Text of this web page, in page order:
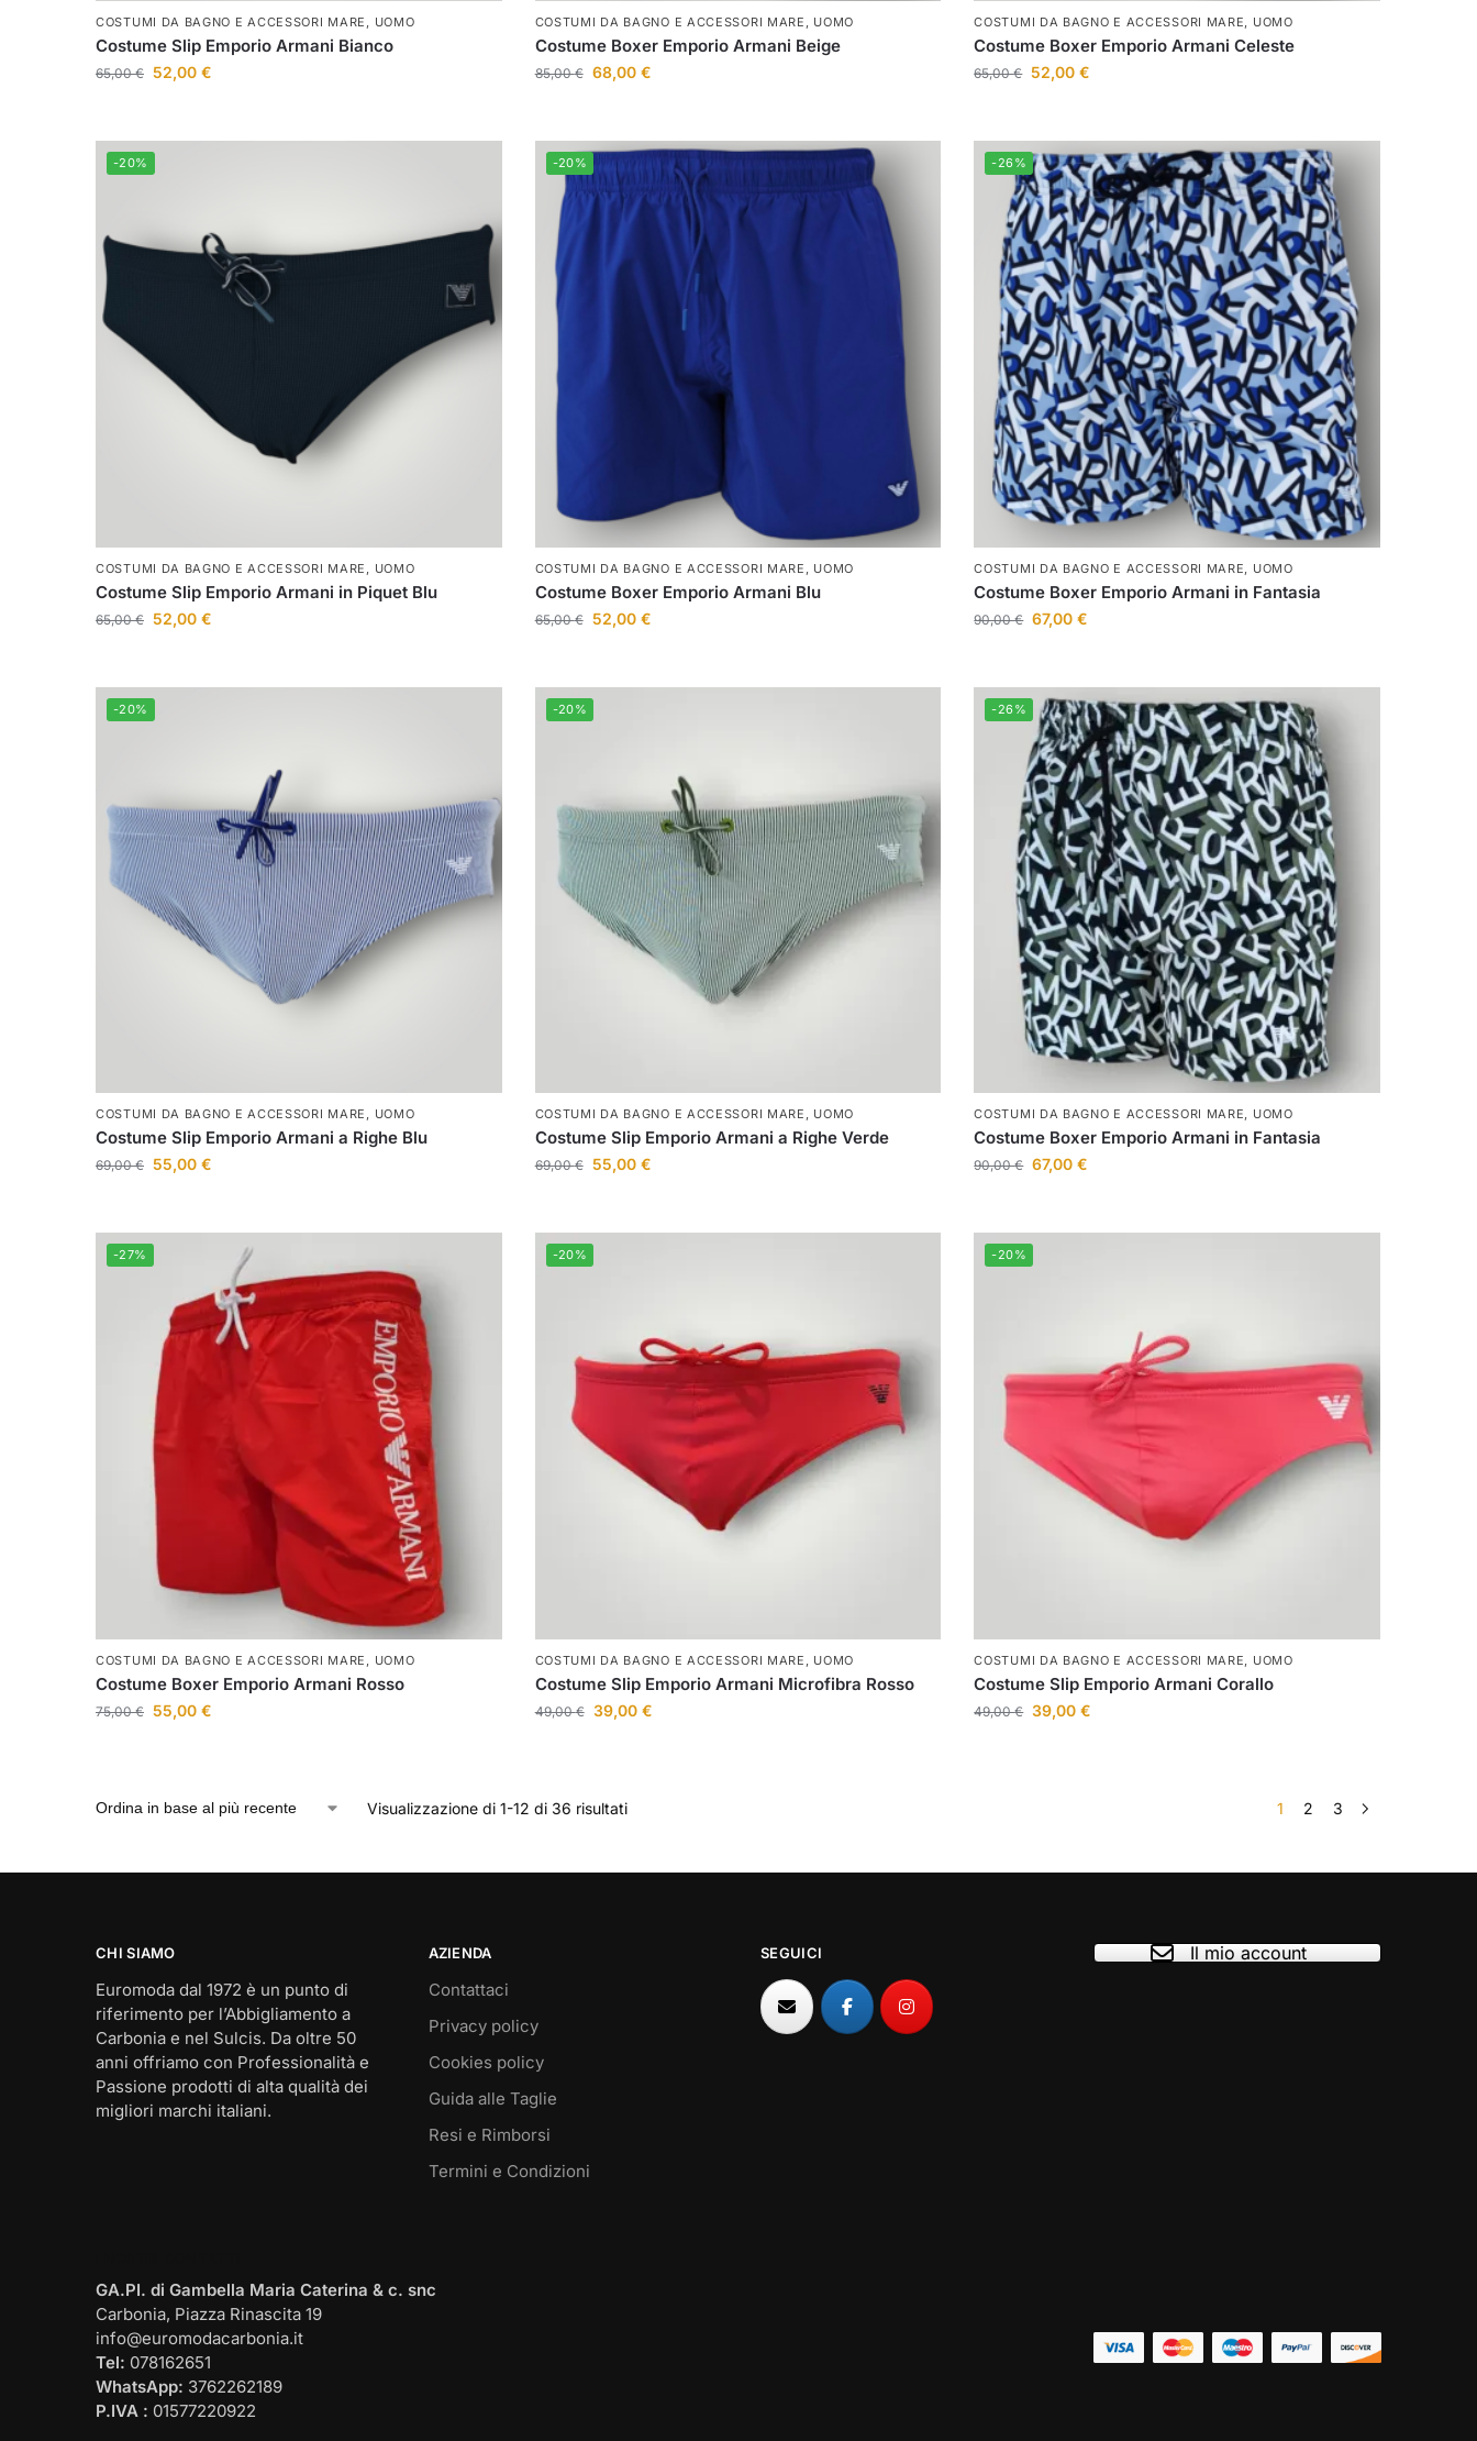
COSTUMI DA BAGNO E ACCESSORI MARE , UOMO
Costume Slip Emporio Armani Bianco
65,00€ 52,00 €
COSTUMI DA BAGNO E ACCESSORI MARE , UOMO
Costume Boxer Emporio Armani Beige
85,00€ 68,00 €
COSTUMI DA BAGNO E ACCESSORI MARE, UOMO
Costume Boxer Emporio Armani Celeste
65,00€ 52,00€
-20%
COSTUMI DA BAGNO E ACCESSORI MARE UOMO
Costume Slip Emporio Armani in Piquet Blu
65,00€ 52,00 €
-20%
COSTUMI DA BAGNO E ACCESSORI MARE UOMO
Costume Boxer Emporio Armani Blu
65,00€ 52,00 €
-26%
COSTUMI DA BAGNO E ACCESSORI MARE UOMO
Costume Boxer Emporio Armani in Fantasia
90,00€ 67,00€
-20%
COSTUMI DA BAGNO E ACCESSORI MARE , UOMO
Costume Slip Emporio Armani a Righe Blu
69,00€ 55,00 €
-20%
COSTUMI DA BAGNO E ACCESSORI MARE , UOMO
Costume Slip Emporio Armani a Righe Verde
69,00€ 55,00 €
-26%
COSTUMI DA BAGNO E ACCESSORI MARE, UOMO
Costume Boxer Emporio Armani in Fantasia
90,00€ 67,00€
-27%
COSTUMI DA BAGNO E ACCESSORI MARE , UOMO
Costume Boxer Emporio Armani Rosso
75,00€ 55,00 €
-20%
COSTUMI DA BAGNO E ACCESSORI MARE , UOMO
Costume Slip Emporio Armani Microfibra Rosso
49,00€ 39,00 €
-20%
COSTUMI DA BAGNO E ACCESSORI MARE, UOMO
Costume Slip Emporio Armani Corallo
49,00€ 39,00€
Visualizzazione di 1-12 di 36 risultati 1 2 3
CHI SIAMO
Euromoda dal 1972 è un punto di
riferimento per l’Abbigliamento a
Carbonia e nel Sulcis. Da oltre 50
anni offriamo con Professionalità e
Passione prodotti di alta qualità dei
migliori marchi italiani.
AZIENDA
Contattaci
Privacy policy
Cookies policy
Guida alle Taglie
Resi e Rimborsi
Termini e Condizioni
SEGUICI Il mio account
GA.PI. di Gambella Maria Caterina & c. snc
Carbonia, Piazza Rinascita 19
info@euromodacarbonia.it
Tel: 078162651
WhatsApp: 3762262189
P.IVA : 01577220922